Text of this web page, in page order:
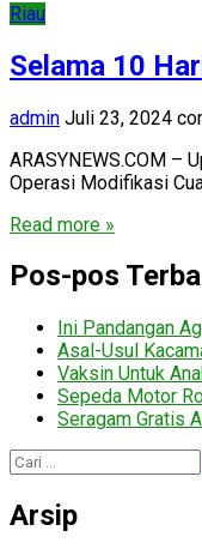
Riau
Selama 10
admin Juli 23, 2024
ARASYNEWS.COM –
Operasi Modifikasi
Read more »
Pos-pos
Ini Pandangan
Asal-Usul
Vaksin Untuk
Sepeda Motor
Seragam Gratis
Cari
Arsip